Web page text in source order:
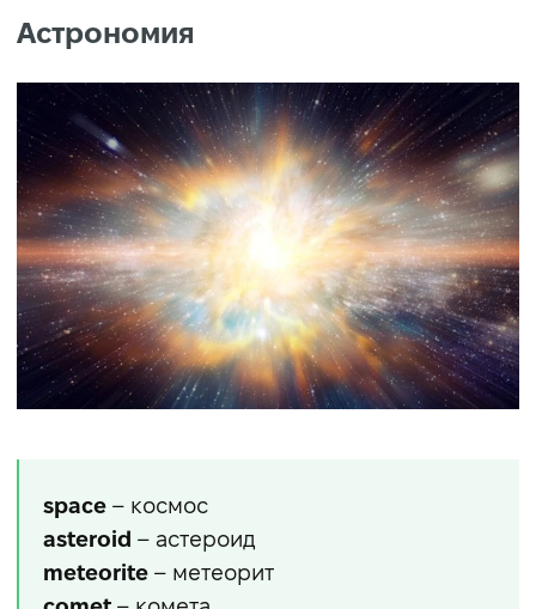
Астрономия
space – космос
asteroid – астероид
meteorite – метеорит